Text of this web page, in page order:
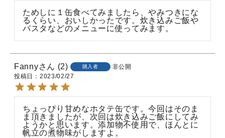
ためしに１缶食べてみましたら、やみつきにな
るくらい、おいしかったです。炊き込みご飯や
パスタなどのメニューに使ってみます。
Fanny 2 購入者
非公開
投稿日
2023/02/27
ちょっぴり甘めなホタテ缶です。今回はそのま
ま頂きましたが、次回は炊き込みご飯にしてみ
ようかと思います。添加物不使用で、ほんとに
帆立の煮物味がしますよ。